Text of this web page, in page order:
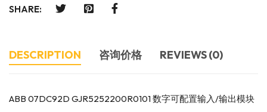
SHARE:
DESCRIPTION 咨询价格 REVIEWS (0)
ABB 07DC92D GJR5252200R0101 数字可配置输入/输出模块